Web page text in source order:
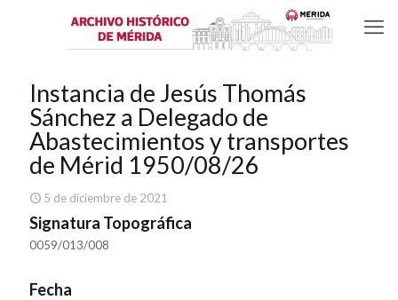
Instancia de Jesús Thomás
Sánchez a Delegado de
Abastecimientos y transportes
de Mérid 1950/08/26
5 de diciembre de 2021
Signatura Topográfica
0059/013/008
Fecha